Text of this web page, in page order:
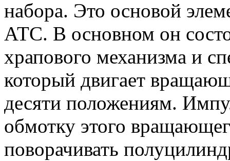
набора. Это основой
АТС. В основном он
храпового механизма и
который двигает
десяти положениям.
обмотку этого
поворачивать